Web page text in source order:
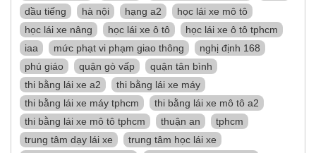
dầu tiếng
hà nội hạng a2
học lái xe mô tô
học lái xe nâng
học lái xe ô tô
học lái xe ô tô tphcm
iaa
mức phạt vi phạm giao thông
nghị định 168
phú giáo
quận gò vấp
quận tân bình
thi bằng lái xe a2
thi bằng lái xe máy
thi bằng lái xe máy tphcm
thi bằng lái xe mô tô a2
thi bằng lái xe mô tô tphcm
thuận an
tphcm
trung tâm dạy lái xe
trung tâm học lái xe